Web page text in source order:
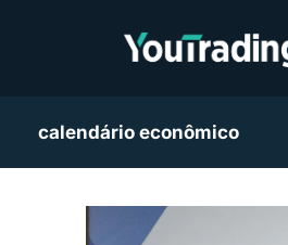
calendário econômico